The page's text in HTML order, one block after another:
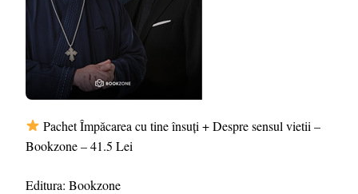
Pachet Împăcarea cu tine însuți + Despre sensul vietii –
Bookzone – 41.5 Lei
Editura: Bookzone